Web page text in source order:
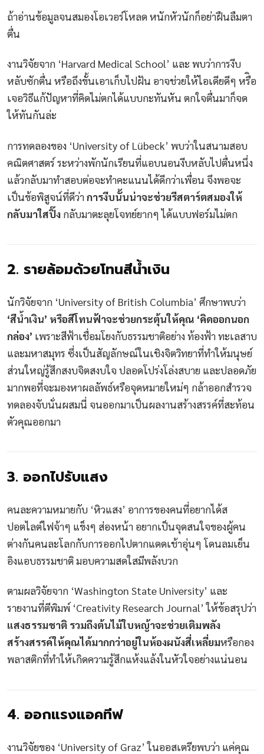
ถ้าอ่านข้อมูลจนสมองโอเวอร์โหลด หนักหัวนักก็อย่าฝืนลืมตา
ตื่น
งานวิจัยจาก ‘Harvard Medical School’ และ พบว่าการงีบ
หลับซักตื่น หรือถึงขั้นเอาเก็บไปฝัน อาจช่วยให้ไอเดียดีๆ หรืิอ
เจอวิธีแก้ปัญหาที่คิดไม่ตกได้แบบกะทันหัน ตกใจตื่นมาก็จด
ให้ทันกันล่ะ
การทดลองของ ‘University of Lübeck’ พบว่าในสนามสอบ
คณิตศาสตร์ ระหว่างพักนักเรียนที่แอบนอนงีบหลับไปตื่นหนึ่ง
แล้วกลับมาทำสอบต่อจะทำคะแนนได้ดีกว่าเพื่อน จึงพอจะ
เป็นข้อพิสูจน์ที่ดีว่าการงีบนั้นน่าจะช่วยรีสตาร์ตสมองให้
กลับมาใสปิ๊ง กลับมาตะลุยโจทย์ยากๆ ได้แบบฟอร์มไม่ตก
2. รายล้อมด้วยโทนสีน้ำเงิน
นักวิจัยจาก ‘University of British Columbia’ ศึกษาพบว่า
‘สีน้ำเงิน’ หรือสีโทนฟ้าจะช่วยกระตุ้นให้คุณ ‘คิดออกนอก
กล่อง’ เพราะสีฟ้าเชื่อมโยงกับธรรมชาติอย่าง ท้องฟ้า ทะเลสาบ
และมหาสมุทร ซึ่งเป็นสัญลักษณ์ในเชิงจิตวิทยาที่ทำให้มนุษย์
ส่วนใหญ่รู้สึกสงบจิตสงบใจ ปลอดโปร่งโล่งสบาย และปลอดภัย
มากพอที่จะมองหาผลลัพธ์หรือจุดหมายใหม่ๆ กล้าออกสำรวจ
ทดลองจับนั่นผสมนี่ จนออกมาเป็นผลงานสร้างสรรค์ที่สะท้อน
ตัวคุณออกมา
3. ออกไปรับแสง
คนละความหมายกับ ‘หิวแสง’ อาการของคนที่อยากได้ส
ปอตไลต์ไฟจ้าๆ แข็งๆ ส่องหน้า อยากเป็นจุดสนใจของผู้คน
ต่างกันคนละโลกกับการออกไปตากแดดเช้าอุ่นๆ โดนลมเย็น
อิงแอบธรรมชาติ มอบความสดใสมีพลังบวก
ตามผลวิจัยจาก ‘Washington State University’ และ
รายงานที่ตีพิมพ์ ‘Creativity Research Journal’ ให้ข้อสรุปว่า
แสงธรรมชาติ รวมถึงต้นไม้ใบหญ้าจะช่วยเติมพลัง
สร้างสรรค์ให้คุณได้มากกว่าอยู่ในห้องผนังสี่เหลี่ยมหรือกอง
พลาสติกที่ทำให้เกิดความรู้สึกแห้งแล้งในหัวใจอย่างแน่นอน
4. ออกแรงแอคทีฟ
งานวิจัยของ ‘University of Graz’ ในออสเตรียพบว่า แค่คุณ